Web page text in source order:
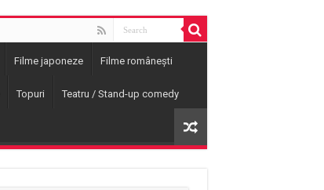
Filme japoneze Filme românești
Topuri Teatru / Stand-up comedy